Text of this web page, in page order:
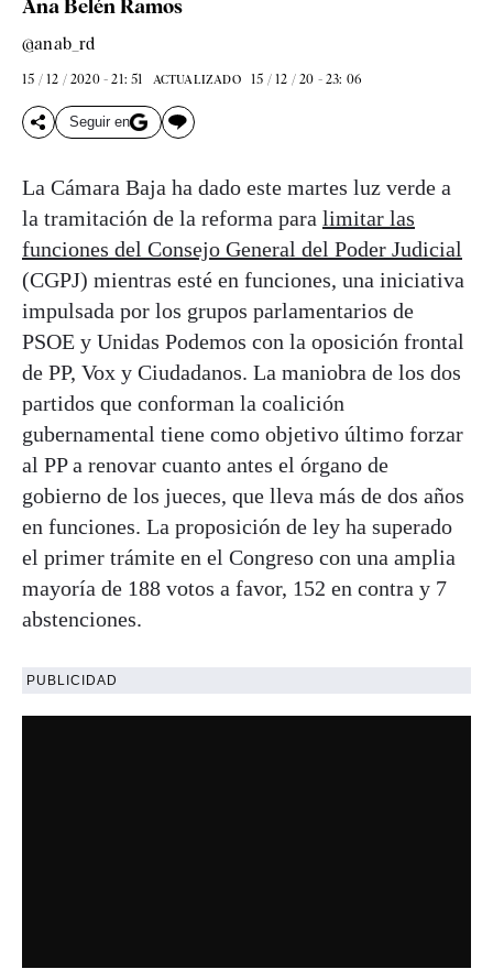
Ana Belén Ramos
@anab_rd
15 / 12 / 2020 - 21: 51 ACTUALIZADO 15 / 12 / 20 - 23: 06
Seguir en
La Cámara Baja ha dado este martes luz verde a
la tramitación de la reforma para limitar las
funciones del Consejo General del Poder Judicial
(CGPJ) mientras esté en funciones, una iniciativa
impulsada por los grupos parlamentarios de
PSOE y Unidas Podemos con la oposición frontal
de PP, Vox y Ciudadanos. La maniobra de los dos
partidos que conforman la coalición
gubernamental tiene como objetivo último forzar
al PP a renovar cuanto antes el órgano de
gobierno de los jueces, que lleva más de dos años
en funciones. La proposición de ley ha superado
el primer trámite en el Congreso con una amplia
mayoría de 188 votos a favor, 152 en contra y 7
abstenciones.
PUBLICIDAD